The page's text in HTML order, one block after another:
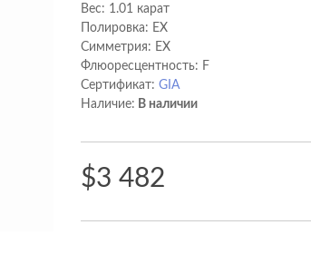
Вес: 1.01 карат
Полировка: EX
Cимметрия: EX
Флюоресцентность: F
Сертификат:GIA
Наличие: В наличии
$3 482